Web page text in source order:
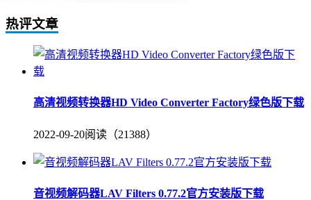
热评文章
高清视频转换器HD Video Converter Factory绿色版下载
2022-09-20阅读（21388）
音视频解码器LAV Filters 0.77.2官方安装版下载